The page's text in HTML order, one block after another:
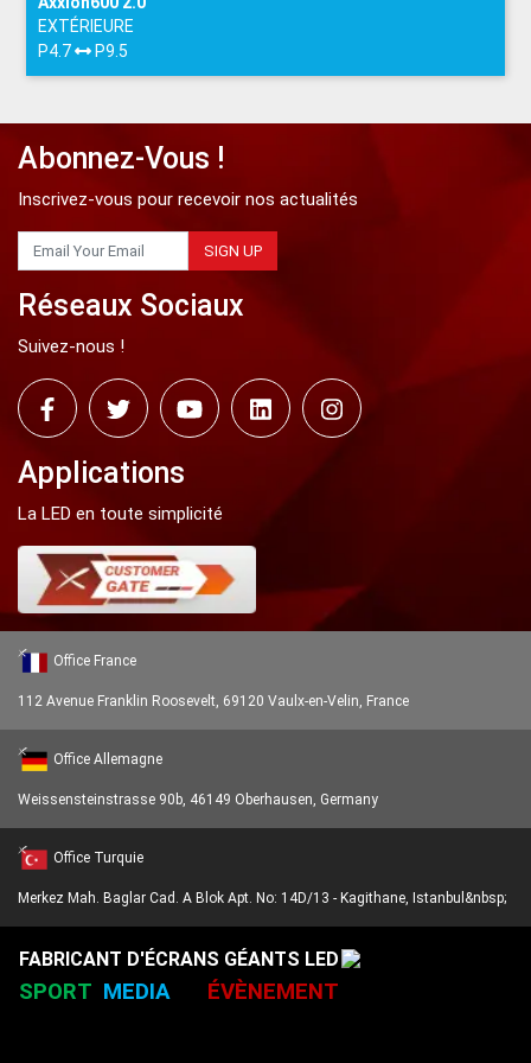
MRV208
MRV266
MRV216
Carte de réception
Carte de réception
MRV560-1
Carte de réception
Carte de réception
EXTÉRIEURE
P4.7
P9.5
Abonnez-Vous !
Inscrivez-vous pour recevoir nos actualités
SIGN UP
Réseaux Sociaux
Suivez-nous !
Applications
La LED en toute simplicité
Office France
112 Avenue Franklin Roosevelt, 69120 Vaulx-en-Velin, France
Office Allemagne
Weissensteinstrasse 90b, 46149 Oberhausen, Germany
Office Turquie
Merkez Mah. Baglar Cad. A Blok Apt. No: 14D/13 - Kagithane, Istanbul&nbsp;
FABRICANT D'ÉCRANS GÉANTS LED
SPORT MEDIA ÉVÈNEMENT